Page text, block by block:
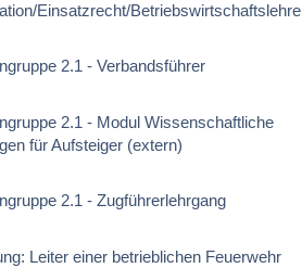
Einsatzrecht/Betriebswirtschaftslehre
2.1 - Verbandsführer
2.1 - Modul Wissenschaftliche
für Aufsteiger (extern)
2.1 - Zugführerlehrgang
Leiter einer betrieblichen Feuerwehr